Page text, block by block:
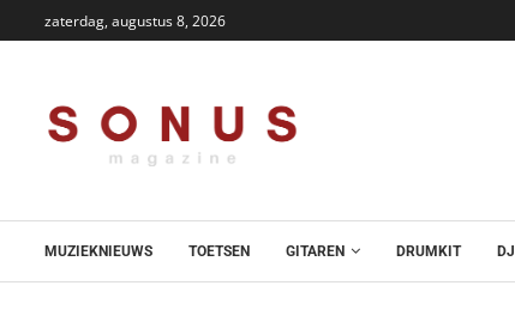
zaterdag, augustus 8, 2026
MUZIEKNIEUWS TOETSEN GITAREN DRUMKIT DJ